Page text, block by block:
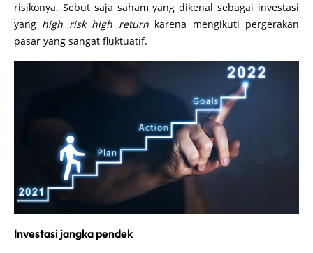
risikonya. Sebut saja saham yang dikenal sebagai investasi
yang high risk high returnkarena mengikuti pergerakan
pasar yang sangat fluktuatif.
Investasi jangka pendek